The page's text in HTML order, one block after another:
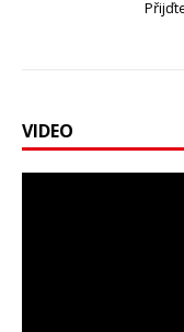
VIDEO